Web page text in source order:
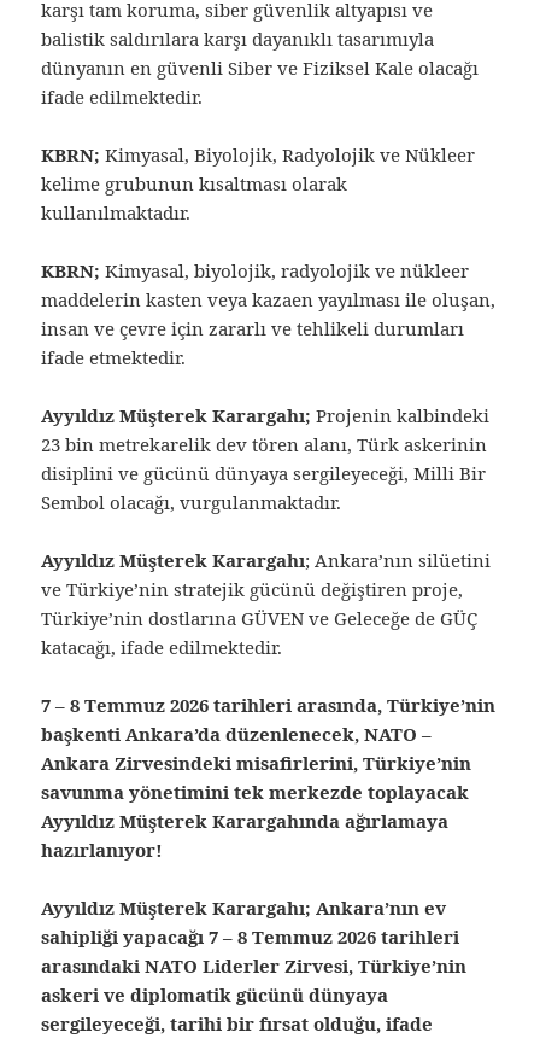
karşı tam koruma, siber güvenlik altyapısı ve
balistik saldırılara karşı dayanıklı tasarımıyla
dünyanın en güvenli Siber ve Fiziksel Kale olacağı
ifade edilmektedir.
KBRN;Kimyasal, Biyolojik, Radyolojik ve Nükleer
kelime grubunun kısaltması olarak
kullanılmaktadır.
KBRN; Kimyasal, biyolojik, radyolojik ve nükleer
maddelerin kasten veya kazaen yayılması ile oluşan,
insan ve çevre için zararlı ve tehlikeli durumları
ifade etmektedir.
Ayyıldız Müşterek Karargahı; Projenin kalbindeki
23 bin metrekarelik dev tören alanı, Türk askerinin
disiplini ve gücünü dünyaya sergileyeceği, Milli Bir
Sembol olacağı, vurgulanmaktadır.
Ayyıldız Müşterek Karargahı; Ankara’nın silüetini
ve Türkiye’nin stratejik gücünü değiştiren proje,
Türkiye’nin dostlarına GÜVEN ve Geleceğe de GÜÇ
katacağı, ifade edilmektedir.
7 – 8 Temmuz 2026 tarihleri arasında, Türkiye’nin
başkenti Ankara’da düzenlenecek, NATO –
Ankara Zirvesindeki misafirlerini, Türkiye’nin
savunma yönetimini tek merkezde toplayacak
Ayyıldız Müşterek Karargahında ağırlamaya
hazırlanıyor!
Ayyıldız Müşterek Karargahı; Ankara’nın ev
sahipliği yapacağı 7 – 8 Temmuz 2026 tarihleri
arasındaki NATO Liderler Zirvesi, Türkiye’nin
askeri ve diplomatik gücünü dünyaya
sergileyeceği, tarihi bir fırsat olduğu, ifade